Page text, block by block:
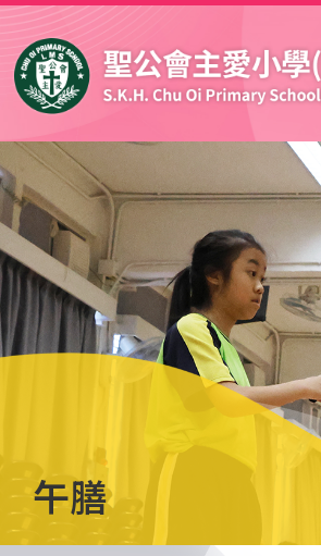
移至主內容
午膳